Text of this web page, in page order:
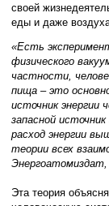
своей
еды и даже
«Есть
физического
частности,
пища – это
источник энергии
запасной
расход энергии
теории всех
Энергоатомиздат,
Эта теория